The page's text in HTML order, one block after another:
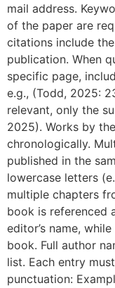
mail address.
of the paper are
citations include
publication. When
specific page,
e.g., (Todd, 2025:
relevant, only the
2025). Works by
chronologically.
published in the
lowercase letters
multiple chapters
book is referenced
editor’s name,
book. Full author
list. Each entry
punctuation: